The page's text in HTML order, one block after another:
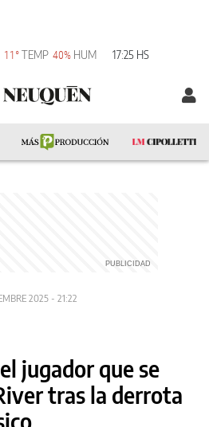
11° TEMP 40% HUM 17:25 HS
2025 - 21:22
jugador que se
tras la derrota